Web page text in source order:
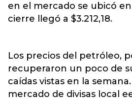
en el mercado se ubicó en
cierre llegó a $3.212,18.
Los precios del petróleo,
recuperaron un poco de
caídas vistas en la
mercado de divisas local